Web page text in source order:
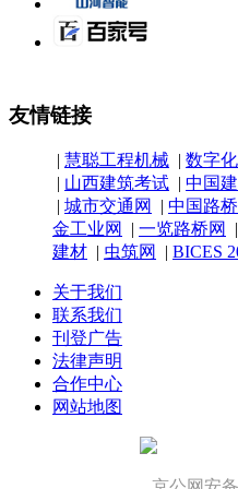
友情链接
| 慧聪工程机械 | 数字
| 山西建筑考试 | 中国
| 城市交通网 | 中国路
金工业网
| 一览路桥网 |
建材 | 虫筑网 | BICES
关于我们
联系我们
刊登广告
法律声明
合作中心
网站地图